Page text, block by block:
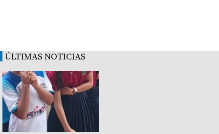
ÚLTIMAS NOTICIAS